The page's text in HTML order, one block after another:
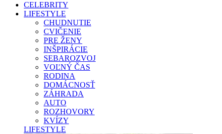
CELEBRITY
LIFESTYLE
CHUDNUTIE
CVIČENIE
PRE ŽENY
INŠPIRÁCIE
SEBAROZVOJ
VOĽNÝ ČAS
RODINA
DOMÁCNOSŤ
ZÁHRADA
AUTO
ROZHOVORY
KVÍZY
LIFESTYLE